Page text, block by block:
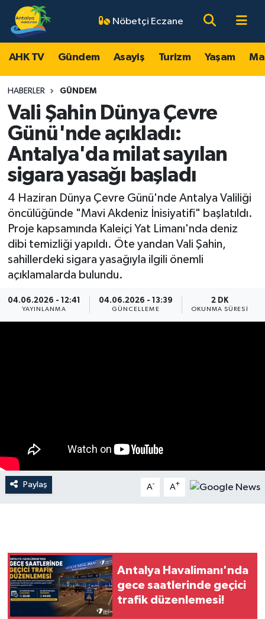
Nöbetçi Eczane
AHK TV Gündem Asayiş Turizm Yaşam
HABERLER GÜNDEM
Vali Şahin Dünya Çevre
Günü'nde açıkladı:
Antalya'da milat sayılan
sigara yasağı başladı
4 Haziran Dünya Çevre Günü'nde Antalya Valiliği
öncülüğünde "Mavi Akdeniz İnisiyatifi" başlatıldı.
Proje kapsamında Kaleiçi Yat Limanı'nda deniz
dibi temizliği yapıldı. Öte yandan Vali Şahin,
sahillerdeki sigara yasağıyla ilgili önemli
açıklamalarda bulundu.
04.06.2026 - 12:41
YAYINLANMA
04.06.2026 - 13:39
GÜNCELLEME
2 DK
OKUNMA SÜRESI
Paylaş A- A+
Antalya Havalimanı'nda
gece saatlerinde geçici
trafik düzenlemesi!
AHK TV
Gündem
Asayiş
Turizm
Yaşam
Magazin
Ekonomi
Spor
Resmi Reklamlar
Antalya Nöbetçi Eczaneler
Antalya Hava Durumu
Antalya Namaz Vakitleri
Antalya Trafik Yoğunluk Haritası
Süper Lig Puan Durumu ve Fikstür
Tüm Manşetler
Son Dakika Haberleri
Haber Arşivi